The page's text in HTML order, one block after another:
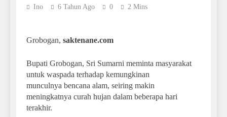
Ino 6 Tahun Ago 0 2 Mins
Grobogan, saktenane.com
Bupati Grobogan, Sri Sumarni meminta masyarakat
untuk waspada terhadap kemungkinan
munculnya bencana alam, seiring makin
meningkatnya curah hujan dalam beberapa hari
terakhir.